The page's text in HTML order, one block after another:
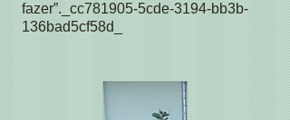
fazer”._cc781905-5cde-3194-bb3b-
136bad5cf58d_